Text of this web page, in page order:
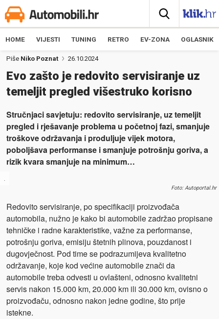
HOME VIJESTI TUNING RETRO EV-ZONA OGLASNIK
Piše Niko Poznat 26.10.2024
Evo zašto je redovito servisiranje uz
temeljit pregled višestruko korisno
Stručnjaci savjetuju: redovito servisiranje, uz temeljit
pregled i rješavanje problema u početnoj fazi, smanjuje
troškove održavanja i produljuje vijek motora,
poboljšava performanse i smanjuje potrošnju goriva, a
rizik kvara smanjuje na minimum…
.
Foto: Autoportal.hr
Redovito servisiranje, po specifikaciji proizvođača
automobila, nužno je kako bi automobile zadržao propisane
tehničke i radne karakteristike, važne za performanse,
potrošnju goriva, emisiju štetnih plinova, pouzdanost i
dugovječnost. Pod time se podrazumijeva kvalitetno
održavanje, koje kod većine automobile znači da
automobile treba odvesti u ovlašteni, odnosno kvalitetni
servis nakon 15.000 km, 20.000 km ili 30.000 km, ovisno o
proizvođaču, odnosno nakon jedne godine, što prije
istekne.